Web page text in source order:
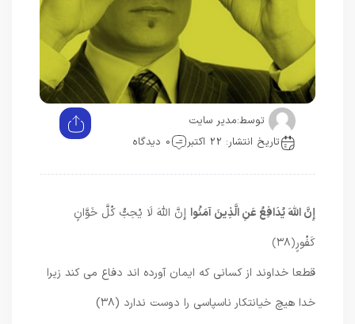
توسط:مدیر سایت
تاریخ انتشار: 22 اکتبر
0 دیدگاه
إِنَّ اللَّهَ يُدَافِعُ عَنِ الَّذِينَ آمَنُوا إِنَّ اللَّهَ لَا يُحِبُّ كُلَّ خَوَّانٍ
كَفُورٍ﴿۳۸﴾
قطعا خداوند از كسانى كه ايمان آورده‏ اند دفاع مى ‏كند زيرا
خدا هيچ خيانتكار ناسپاسى را دوست ندارد (۳۸)